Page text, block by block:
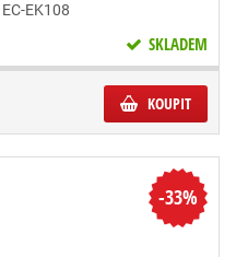
EC-EK108
SKLADEM
KOUPIT
-33%